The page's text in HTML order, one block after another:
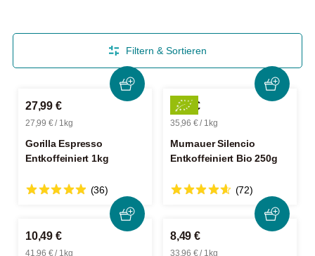
Filtern & Sortieren
27,99 €
27,99 € / 1kg
Gorilla Espresso
Entkoffeiniert 1kg
(36)
8,99 €
35,96 € / 1kg
Murnauer Silencio
Entkoffeiniert Bio 250g
(72)
10,49 €
41,96 € / 1kg
8,49 €
33,96 € / 1kg